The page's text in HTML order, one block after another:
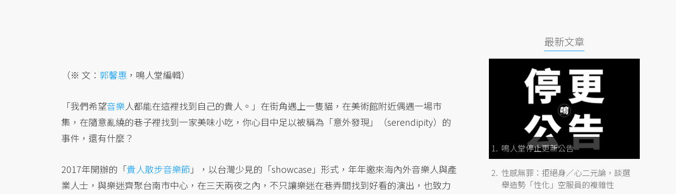
（※ 文： 郭馨惠 ，鳴人堂編輯）
「我們希望音樂人都能在這裡找到自己的貴人。」在街角遇上一隻貓，在美術館附近偶遇一場市
集，在隨意亂繞的巷子裡找到一家美味小吃，你心目中足以被稱為「意外發現」（serendipity）的
事件，還有什麼？
2017年開辦的「貴人散步音樂節」，以台灣少見的「showcase」形式，年年邀來海內外音樂人與產
業人士，與樂迷齊聚台南市中心，在三天兩夜之內，不只讓樂迷在巷弄間找到好看的演出，也致力
最新文章
鳴人堂停止更新公告
性感無罪：拒絕身／心二元論，談選
舉造勢「性化」空服員的複雜性